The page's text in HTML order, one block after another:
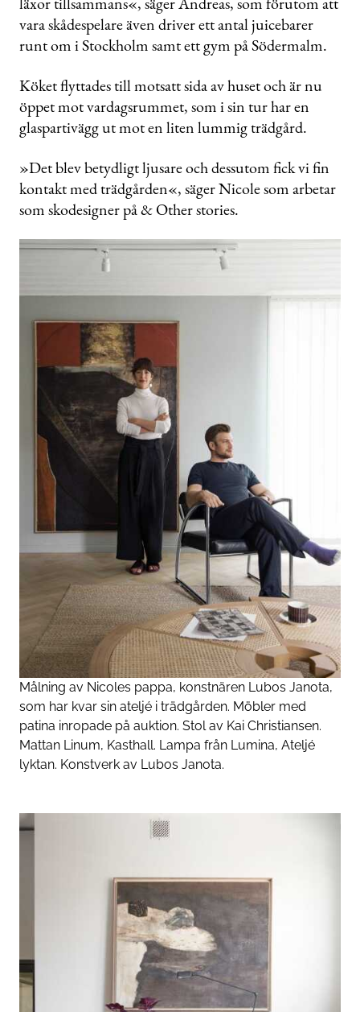
vara skådespelare även driver ett antal juicebarer
runt om i Stockholm samt ett gym på Södermalm.
Köket flyttades till motsatt sida av huset och är nu
öppet mot vardagsrummet, som i sin tur har en
glaspartivägg ut mot en liten lummig trädgård.
»Det blev betydligt ljusare och dessutom fick vi fin
kontakt med trädgården«, säger Nicole som arbetar
som skodesigner på & Other stories.
Målning av Nicoles pappa, konstnären Lubos Janota,
som har kvar sin ateljé i trädgården. Möbler med
patina inropade på auktion. Stol av Kai Christiansen.
Mattan Linum, Kasthall. Lampa från Lumina, Ateljé
lyktan. Konstverk av Lubos Janota.